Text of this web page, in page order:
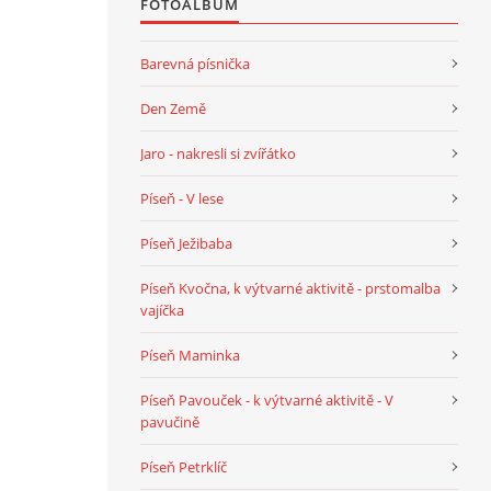
Barevná písnička
Den Země
Jaro - nakresli si zvířátko
Píseň - V lese
Píseň Ježibaba
Píseň Kvočna, k výtvarné aktivitě - prstomalba
vajíčka
Píseň Maminka
Píseň Pavouček - k výtvarné aktivitě - V
pavučině
Píseň Petrklíč